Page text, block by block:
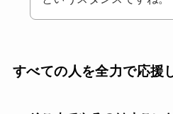
すべての人を全力で応援